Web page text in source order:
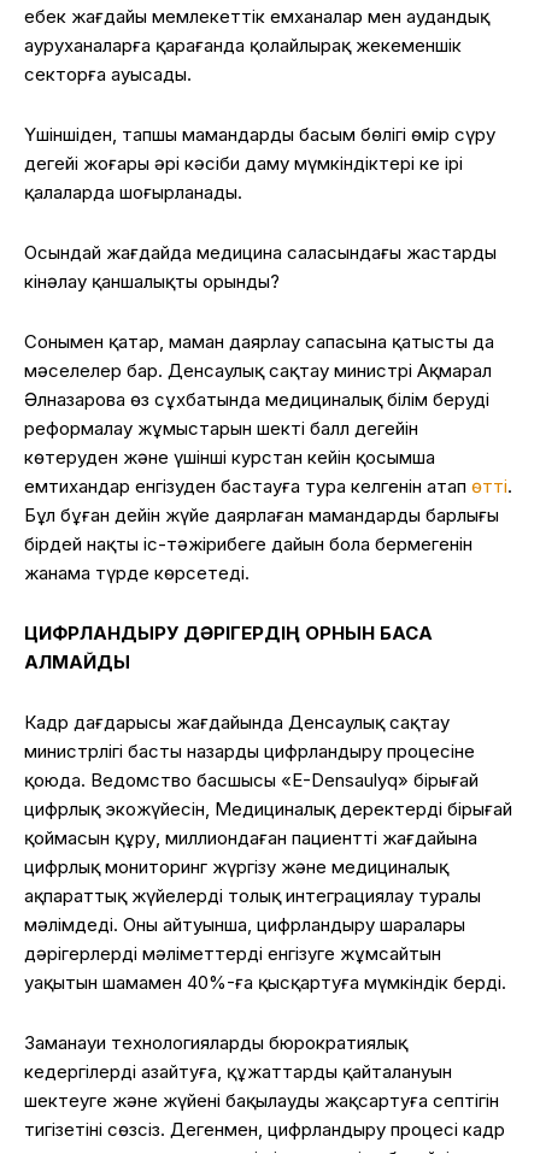
еңбек жағдайы мемлекеттік емханалар мен аудандық
ауруханаларға қарағанда қолайлырақ жекеменшік
секторға ауысады.
Үшіншіден, тапшы мамандардың басым бөлігі өмір сүру
деңгейі жоғары әрі кәсіби даму мүмкіндіктері кең ірі
қалаларда шоғырланады.
Осындай жағдайда медицина саласындағы жастарды
кінәлау қаншалықты орынды?
Сонымен қатар, маман даярлау сапасына қатысты да
мәселелер бар. Денсаулық сақтау министрі Ақмарал
Әлназарова өз сұхбатында медициналық білім беруді
реформалау жұмыстарын шекті балл деңгейін
көтеруден және үшінші курстан кейін қосымша
емтихандар енгізуден бастауға тура келгенін атап өтті.
Бұл бұған дейін жүйе даярлаған мамандардың барлығы
бірдей нақты іс-тәжірибеге дайын бола бермегенін
жанама түрде көрсетеді.
ЦИФРЛАНДЫРУ ДӘРІГЕРДІҢ ОРНЫН БАСА
АЛМАЙДЫ
Кадр дағдарысы жағдайында Денсаулық сақтау
министрлігі басты назарды цифрландыру процесіне
қоюда. Ведомство басшысы «E-Densaulyq» бірыңғай
цифрлық экожүйесін, Медициналық деректердің бірыңғай
қоймасын құру, миллиондаған пациенттің жағдайына
цифрлық мониторинг жүргізу және медициналық
ақпараттық жүйелерді толық интеграциялау туралы
мәлімдеді. Оның айтуынша, цифрландыру шаралары
дәрігерлердің мәліметтерді енгізуге жұмсайтын
уақытын шамамен 40%-ға қысқартуға мүмкіндік берді.
Заманауи технологиялардың бюрократиялық
кедергілерді азайтуға, құжаттардың қайталануын
шектеуге және жүйені бақылауды жақсартуға септігін
тигізетіні сөзсіз. Дегенмен, цифрландыру процесі кадр